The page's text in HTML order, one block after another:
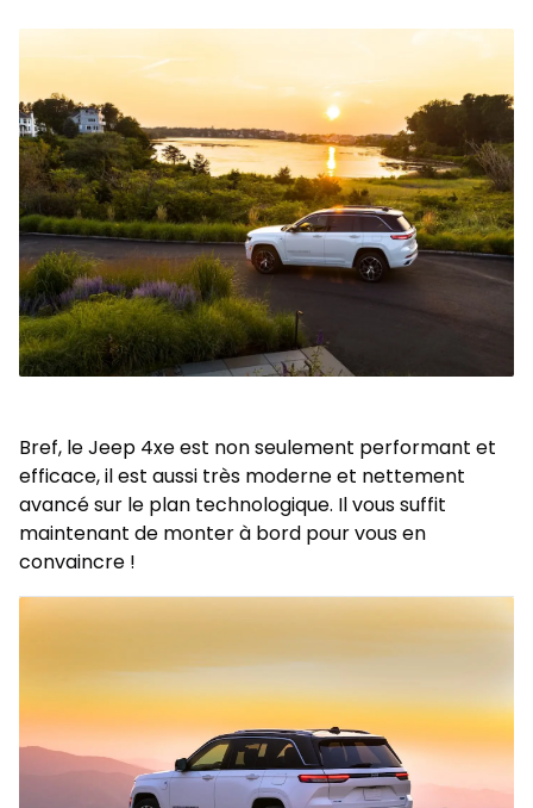
Bref, le Jeep 4xe est non seulement performant et
efficace, il est aussi très moderne et nettement
avancé sur le plan technologique. Il vous suffit
maintenant de monter à bord pour vous en
convaincre !